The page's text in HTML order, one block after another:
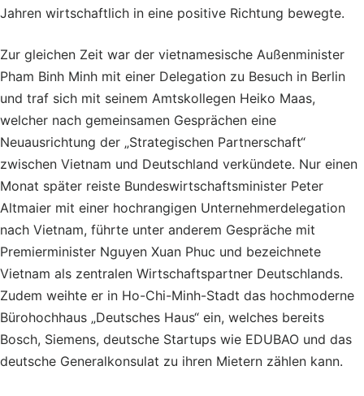
Jahren wirtschaftlich in eine positive Richtung bewegte.
Zur gleichen Zeit war der vietnamesische Außenminister
Pham Binh Minh mit einer Delegation zu Besuch in Berlin
und traf sich mit seinem Amtskollegen Heiko Maas,
welcher nach gemeinsamen Gesprächen eine
Neuausrichtung der „Strategischen Partnerschaft“
zwischen Vietnam und Deutschland verkündete. Nur einen
Monat später reiste Bundeswirtschaftsminister Peter
Altmaier mit einer hochrangigen Unternehmerdelegation
nach Vietnam, führte unter anderem Gespräche mit
Premierminister Nguyen Xuan Phuc und bezeichnete
Vietnam als zentralen Wirtschaftspartner Deutschlands.
Zudem weihte er in Ho-Chi-Minh-Stadt das hochmoderne
Bürohochhaus „Deutsches Haus“ ein, welches bereits
Bosch, Siemens, deutsche Startups wie EDUBAO und das
deutsche Generalkonsulat zu ihren Mietern zählen kann.